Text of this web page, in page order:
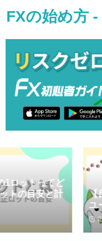
FXの始め方
ロットってど
トの目安と計
【
ユ